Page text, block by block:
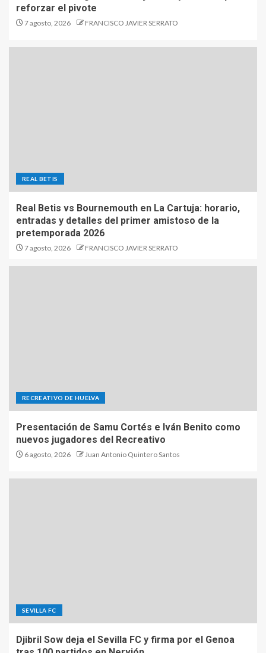
reforzar el pivote
7 agosto, 2026 FRANCISCO JAVIER SERRATO
REAL BETIS
Real Betis vs Bournemouth en La Cartuja: horario,
entradas y detalles del primer amistoso de la
pretemporada 2026
7 agosto, 2026 FRANCISCO JAVIER SERRATO
RECREATIVO DE HUELVA
Presentación de Samu Cortés e Iván Benito como
nuevos jugadores del Recreativo
6 agosto, 2026 Juan Antonio Quintero Santos
SEVILLA FC
Djibril Sow deja el Sevilla FC y firma por el Genoa